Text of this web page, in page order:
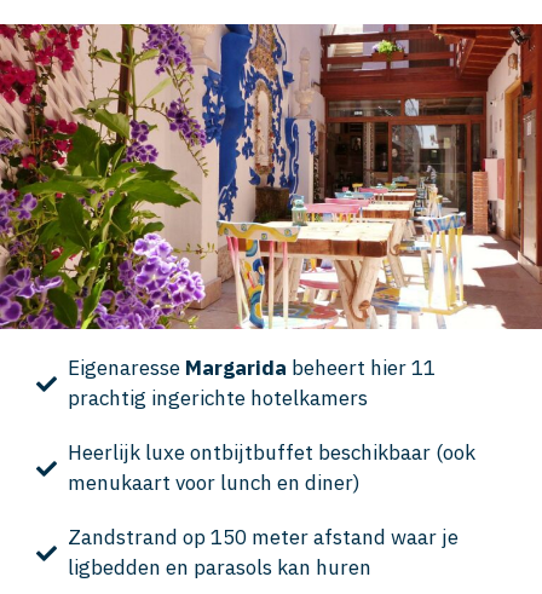
Eigenaresse Margarida beheert hier 11
prachtig ingerichte hotelkamers
Heerlijk luxe ontbijtbuffet beschikbaar (ook
menukaart voor lunch en diner)
Zandstrand op 150 meter afstand waar je
ligbedden en parasols kan huren